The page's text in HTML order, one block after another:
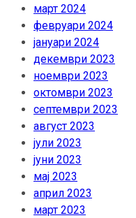
март 2024
февруари 2024
јануари 2024
декември 2023
ноември 2023
октомври 2023
септември 2023
август 2023
јули 2023
јуни 2023
мај 2023
април 2023
март 2023